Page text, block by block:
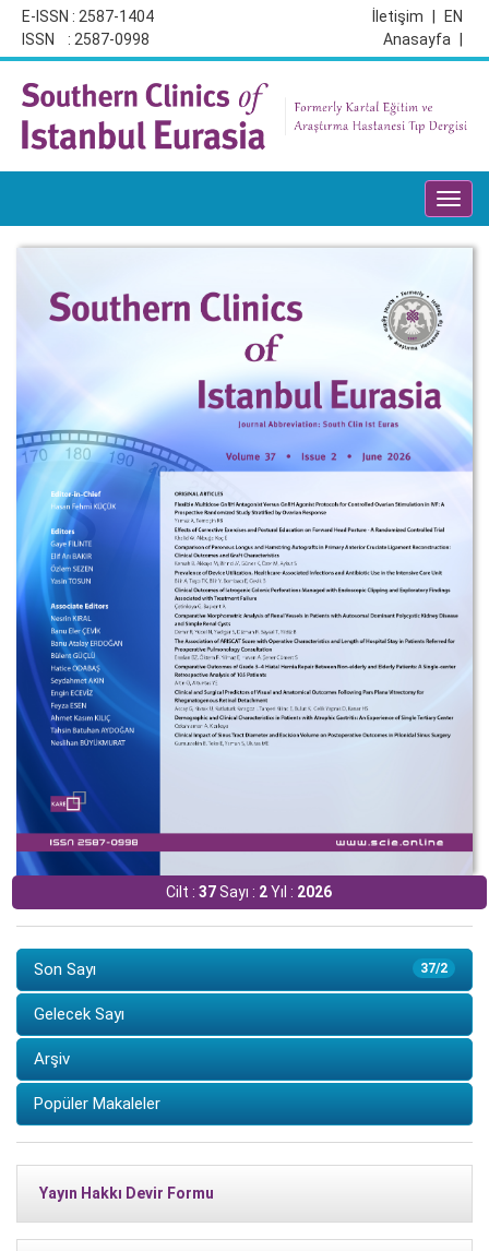
E-ISSN : 2587-1404
ISSN : 2587-0998
EN
İletişim
Anasayfa
Cilt :37Sayı : 2Yıl : 2026
37/2
Son Sayı
Gelecek Sayı
Arşiv
Popüler Makaleler
Yayın Hakkı Devir Formu